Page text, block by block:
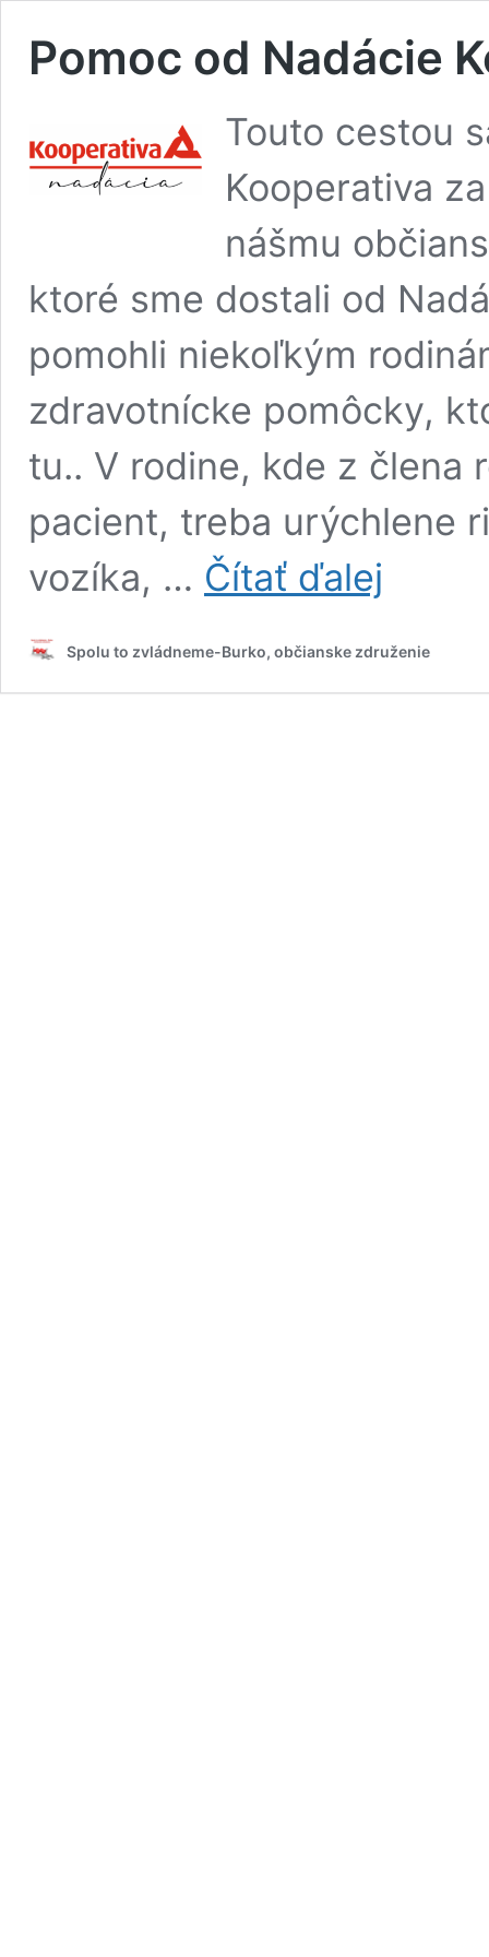
Pomoc od Nadácie
Touto cestou
Kooperativa
nášmu
ktoré sme dostali od
pomohli niekoľkým
zdravotnícke pomôcky,
tu.. V rodine, kde z člena
pacient, treba urýchlene
vozíka, … Čítať ďalej
Spolu to zvládneme-Burko, občianske združenie